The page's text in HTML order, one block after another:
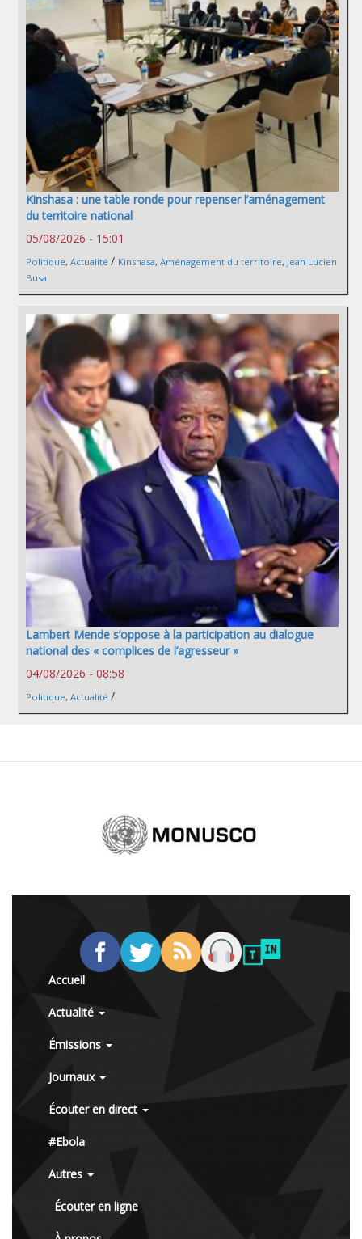
Kinshasa : une table ronde pour repenser l’aménagement
du territoire national
05/08/2026 - 15:01
Politique, Actualité / Kinshasa, Aménagement du territoire, Jean Lucien
Busa
Lambert Mende s’oppose à la participation au dialogue
national des « complices de l’agresseur »
04/08/2026 - 08:58
Politique, Actualité /
Accueil
Actualité
Émissions
Journaux
Écouter en direct
#Ebola
Autres
Écouter en ligne